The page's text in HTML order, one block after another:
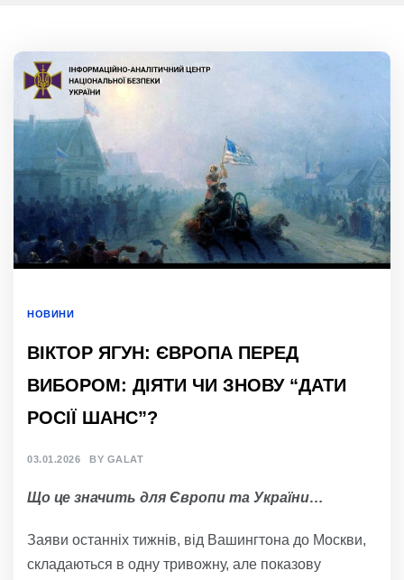
НОВИНИ
ВІКТОР ЯГУН: ЄВРОПА ПЕРЕД
ВИБОРОМ: ДІЯТИ ЧИ ЗНОВУ “ДАТИ
РОСІЇ ШАНС”?
03.01.2026 BY GALAT
Що це значить для Європи та України…
Заяви останніх тижнів, від Вашингтона до Москви,
складаються в одну тривожну, але показову